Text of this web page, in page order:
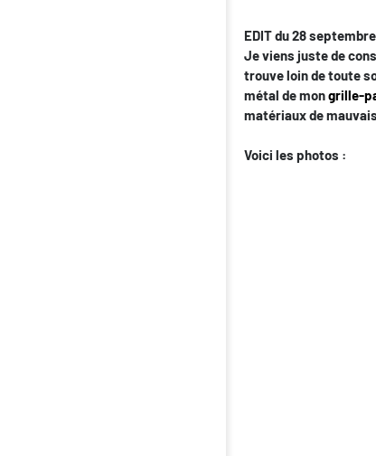
EDIT du 28
Je viens juste de
trouve loin de toute
métal de mongrille-
matériaux de
Voici les photos :